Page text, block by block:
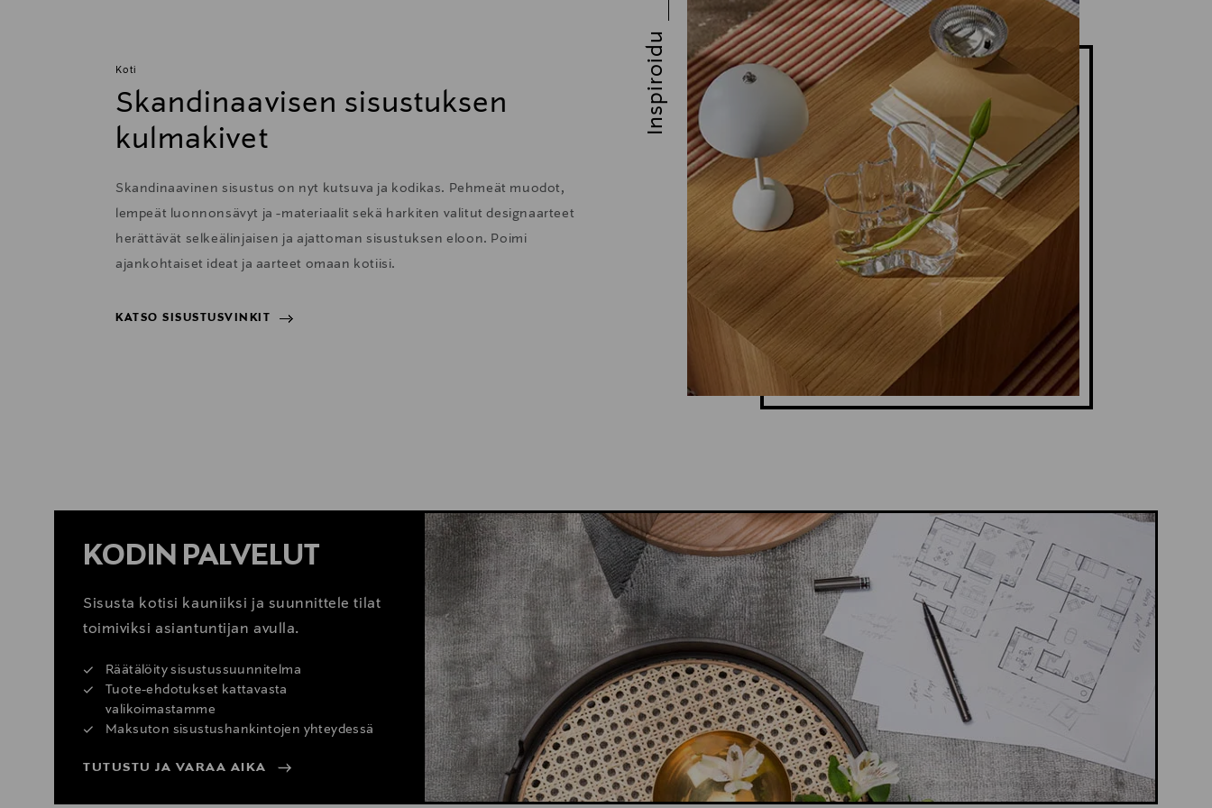
odottamaan kosketustasi, jolloin voit hallita Denon Home 350 -kaiutintasi helposti ja aistikkaasti.
STRIIMAUSTA ILMAN RAJOITTEITAKaikki hienot musiikkipalvelut ovat integroituna HEOS:iin: Spotify Free ja Premium, Amazon Music HD,
TIDAL, TuneIn, Deezer ja muut Wi-Fi-, AirPlay 2- tai Bluetooth-yhteyden kautta. Aseta henkilökohtaiseen musiikkikokoelmaan sopiva
tunnelma - jopa korkealla resoluutiolla, mukaan lukien 192 kHz / 24-bittiset FLAC-, WAV-, ALAC- ja DSD 2.8 / 5.6MHz-tiedostot.
Kaiutinjärjestelmä
DHT-S716H sound bar
Mikä tahansa muu HEOS-teknologialla varustettu tuote
Musiikkilähteet
Koti
Skandinaavisen sisustuksen
kulmakivet
Skandinaavinen sisustus on nyt kutsuva ja kodikas. Pehmeät muodot,
lempeät luonnonsävyt ja -materiaalit sekä harkiten valitut designaarteet
herättävät selkeälinjaisen ja ajattoman sisustuksen eloon. Poimi
ajankohtaiset ideat ja aarteet omaan kotiisi.
KATSO SISUSTUSVINKIT
Inspiroidu
KODIN PALVELUT
Sisusta kotisi kauniiksi ja suunnittele tilat
toimiviksi asiantuntijan avulla.
Räätälöity sisustussuunnitelma
Tuote-ehdotukset kattavasta
valikoimastamme
Maksuton sisustushankintojen yhteydessä
TUTUSTU JA VARAA AIKA